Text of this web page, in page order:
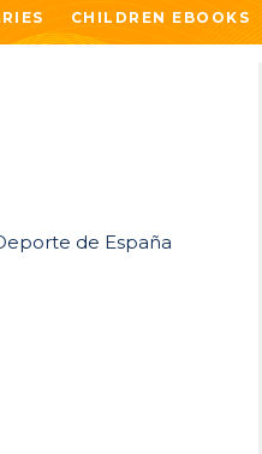
CHILDREN EBOOKS
de España